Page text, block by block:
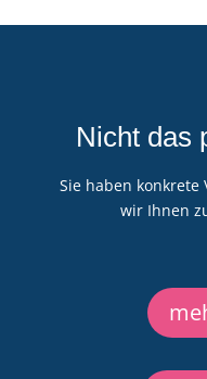
Nicht das
Sie haben konkrete
wir Ihnen